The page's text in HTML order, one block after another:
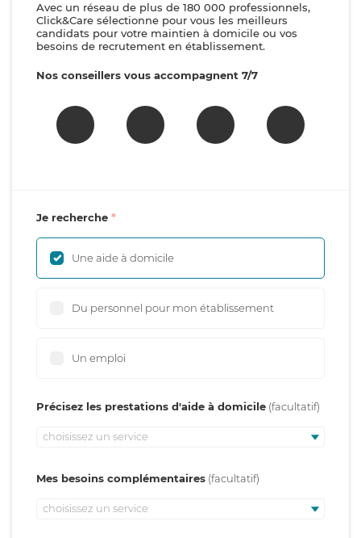
Avec un réseau de plus de 180 000 professionnels,
Click&Care sélectionne pour vous les meilleurs
candidats pour votre maintien à domicile ou vos
besoins de recrutement en établissement.
Nos conseillers vous accompagnent 7/7
Je recherche
Une aide à domicile
Du personnel pour mon établissement
Un emploi
Précisez les prestations d'aide à domicile
choisissez un service
Mes besoins complémentaires
choisissez un service